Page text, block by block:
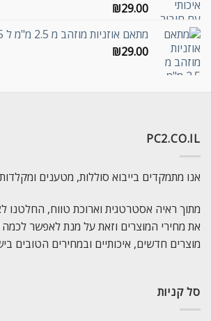
₪29.00
מתאם אוזניות מוזהב מ 2.5 מ"מ ל 3.5 מ"מ
₪29.00
PC2.CO.IL
אנו מתמקדים בייבוא סוללות, מטענים
מתוך ראיה אסטרטגית וארוכת טווח, החלטנו
את מחירי המוצרים וזאת על מנת לאפשר לכמה
מוצרים חדשים, איכותיים ובמחירים הטובים
סל קניות